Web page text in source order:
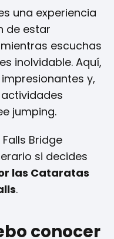
una experiencia
de estar
escuchas
inolvidable. Aquí,
y,
jumping.
Bridge
si decides
las Cataratas
.
conocer